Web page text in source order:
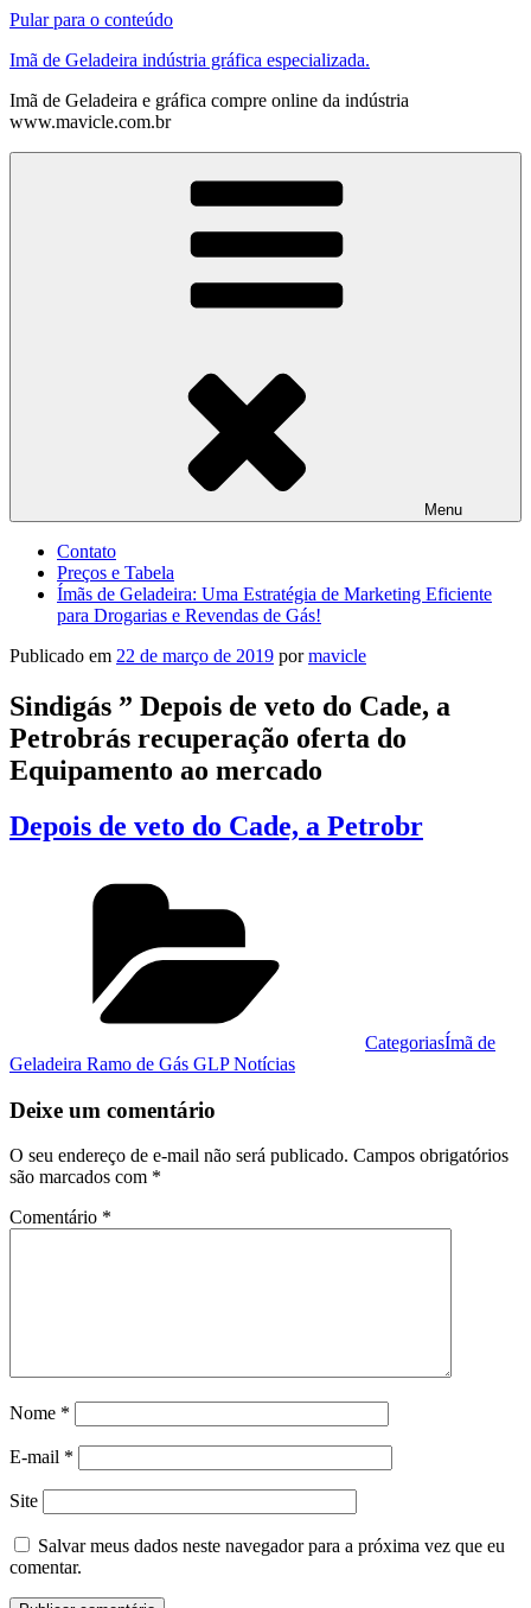
Pular para o conteúdo
Imã de Geladeira indústria gráfica especializada.
Imã de Geladeira e gráfica compre online da indústria
www.mavicle.com.br
Menu
Contato
Preços e Tabela
Ímãs de Geladeira: Uma Estratégia de Marketing Eficiente
para Drogarias e Revendas de Gás!
Publicado em 22 de março de 2019 pormavicle
Sindigás ” Depois de veto do Cade, a
Petrobrás recuperação oferta do
Equipamento ao mercado
Depois de veto do Cade, a Petrobr
CategoriasÍmã de
Geladeira Ramo de Gás GLP Notícias
Deixe um comentário
O seu endereço de e-mail não será publicado. Campos obrigatórios
são marcados com *
Comentário *
Nome *
E-mail *
Site
Salvar meus dados neste navegador para a próxima vez que eu
comentar.